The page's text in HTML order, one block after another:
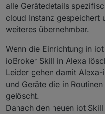
alle Gerätedetails
cloud Instanz gespeichert
weiteres übernehmbar.
Wenn die Einrichtung in
ioBroker Skill in Alexa
Leider gehen damit
und Geräte die in
gelöscht.
Danach den neuen iot